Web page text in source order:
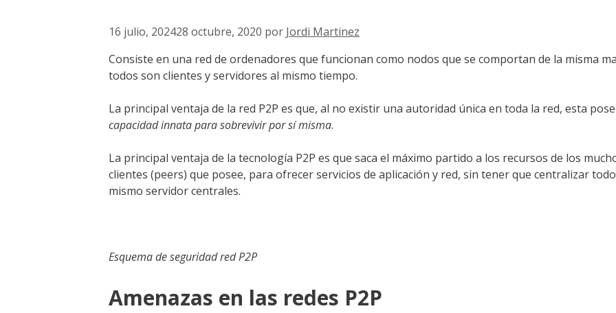
16 julio, 202428 octubre, 2020 por Jordi Martinez
Consiste en una red de ordenadores que funcionan como nodos que se comportan de la misma
todos son clientes y servidores al mismo tiempo.
La principal ventaja de la red P2P es que, al no existir una autoridad única en toda la red, esta
capacidad innata para sobrevivir por sí misma.
La principal ventaja de la tecnología P2P es que saca el máximo partido a los recursos de los
clientes (peers) que posee, para ofrecer servicios de aplicación y red, sin tener que centralizar
mismo servidor centrales.
Esquema de seguridad red P2P
Amenazas en las redes P2P